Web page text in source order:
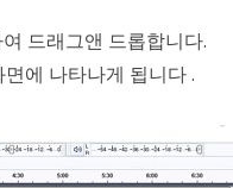
드래그앤 드롭합니다.
에 나타나게 됩니다 .